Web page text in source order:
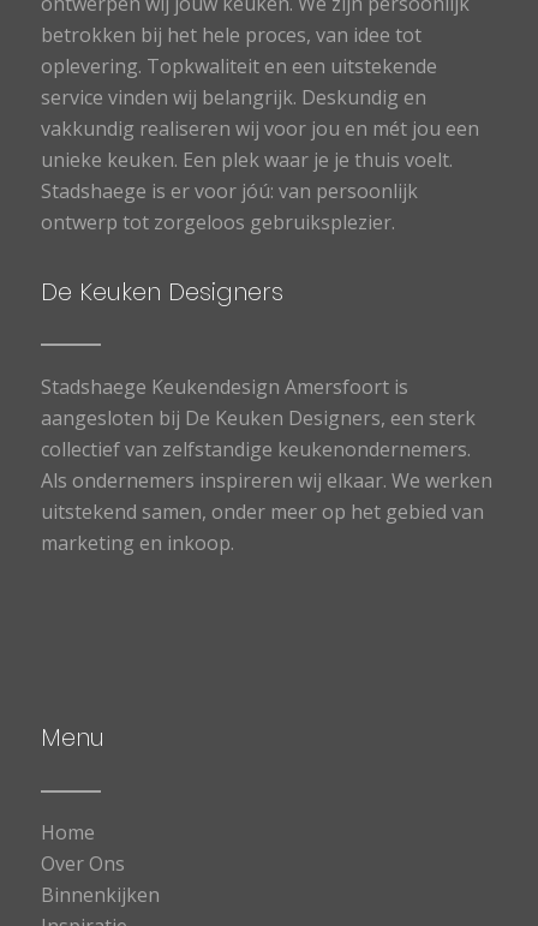
betrokken bij het hele proces, van idee tot
oplevering. Topkwaliteit en een uitstekende
service vinden wij belangrijk. Deskundig en
vakkundig realiseren wij voor jou en mét jou een
unieke keuken. Een plek waar je je thuis voelt.
Stadshaege is er voor jóú: van persoonlijk
ontwerp tot zorgeloos gebruiksplezier.
De Keuken Designers
Stadshaege Keukendesign Amersfoort is
aangesloten bij De Keuken Designers, een sterk
collectief van zelfstandige keukenondernemers.
Als ondernemers inspireren wij elkaar. We werken
uitstekend samen, onder meer op het gebied van
marketing en inkoop.
Menu
Home
Over Ons
Binnenkijken